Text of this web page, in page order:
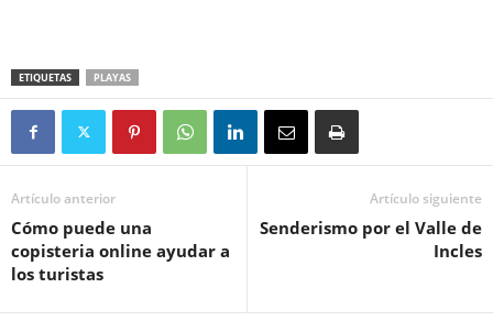
ETIQUETAS PLAYAS
Artículo anterior
Cómo puede una
copisteria online ayudar a
los turistas
Artículo siguiente
Senderismo por el Valle de
Incles